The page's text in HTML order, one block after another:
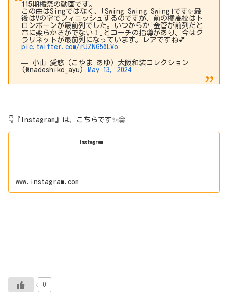
115期橘祭の動画です。
この曲はSingではなく、｢Swing Swing Swing｣です✨️最
後はVの字でフィニッシュするのですが、前の橘高校はト
ロンボーンが最前列でした。いつからか｢金管が前列だと
音に柔らかさがでない！｣とコーチの指導があり、今はク
ラリネットが最前列になっています。レアですね💕︎
pic.twitter.com/rUZNG56LVo
— 小山 愛悠（こやま あゆ）大阪和装コレクション
(@nadeshiko_ayu)
May 13, 2024
👇『Instagram』は、こちらです✨🤗
Instagram
www.instagram.com
0